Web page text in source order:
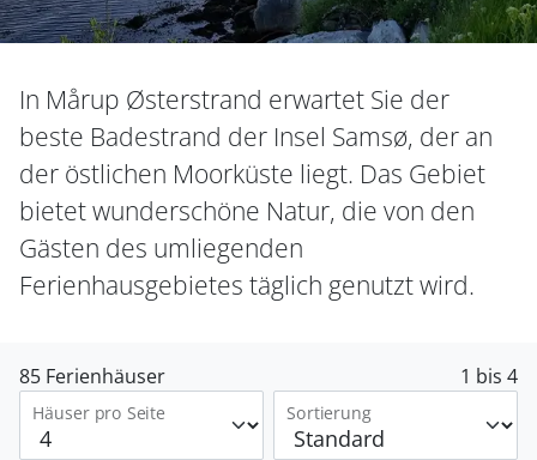
In Mårup Østerstrand erwartet Sie der
beste Badestrand der Insel Samsø, der an
der östlichen Moorküste liegt. Das Gebiet
bietet wunderschöne Natur, die von den
Gästen des umliegenden
Ferienhausgebietes täglich genutzt wird.
85 Ferienhäuser 1 bis 4
Häuser pro Seite Sortierung